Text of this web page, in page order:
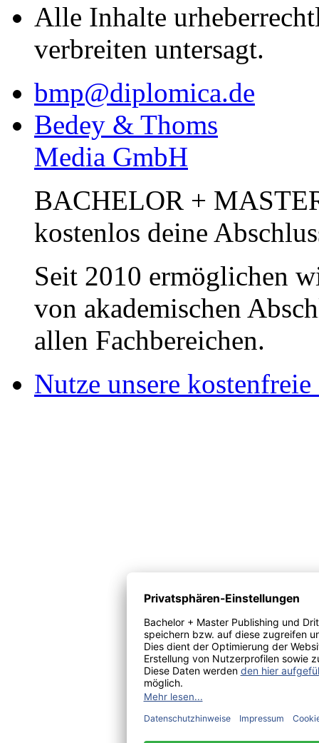
Alle Inhalte
verbreiten untersagt.
bmp@diplomica.de
Bedey & Thoms
Media GmbH
BACHELOR +
kostenlos deine
Seit 2010 ermöglichen
von akademischen
allen Fachbereichen.
Nutze unsere